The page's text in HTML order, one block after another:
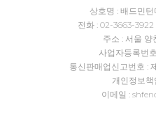
상호명 : 배드민
전화 : 02-3663-
주소 : 서울 양
사업자등록번
통신판매업신고번호 :
개인정보책
이메일 :